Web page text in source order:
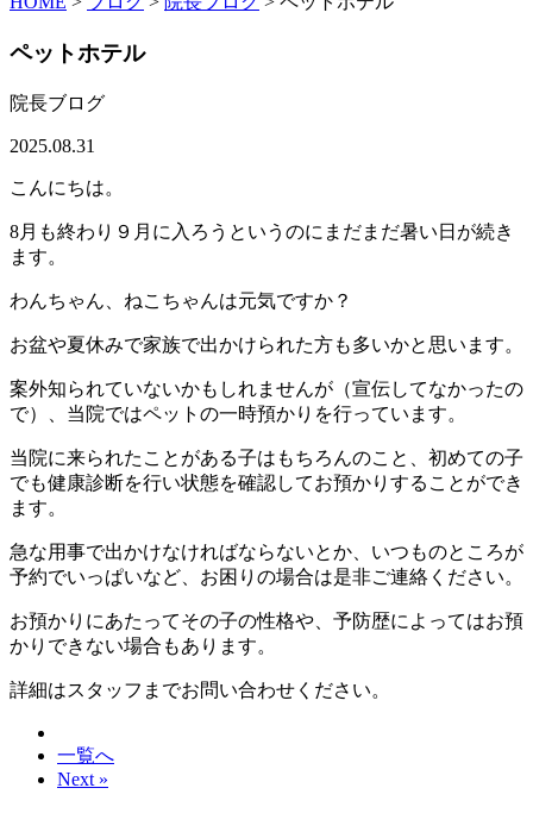
ペットホテル
院長ブログ
2025.08.31
こんにちは。
8月も終わり９月に入ろうというのにまだまだ暑い日が続き
ます。
わんちゃん、ねこちゃんは元気ですか？
お盆や夏休みで家族で出かけられた方も多いかと思います。
案外知られていないかもしれませんが（宣伝してなかったの
で）、当院ではペットの一時預かりを行っています。
当院に来られたことがある子はもちろんのこと、初めての子
でも健康診断を行い状態を確認してお預かりすることができ
ます。
急な用事で出かけなければならないとか、いつものところが
予約でいっぱいなど、お困りの場合は是非ご連絡ください。
お預かりにあたってその子の性格や、予防歴によってはお預
かりできない場合もあります。
詳細はスタッフまでお問い合わせください。
一覧へ
Next »